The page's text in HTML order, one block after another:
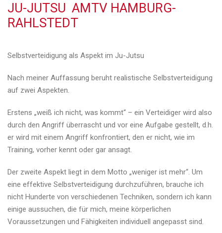
Kontakt
Videos
JU-JUTSU AMTV HAMBURG-
RAHLSTEDT
Selbstverteidigung als Aspekt im Ju-Jutsu
Nach meiner Auffassung beruht realistische Selbstverteidigung
auf zwei Aspekten.
Erstens „weiß ich nicht, was kommt“ – ein Verteidiger wird also
durch den Angriff überrascht und vor eine Aufgabe gestellt, d.h.
er wird mit einem Angriff konfrontiert, den er nicht, wie im
Training, vorher kennt oder gar ansagt.
Der zweite Aspekt liegt in dem Motto „weniger ist mehr“. Um
eine effektive Selbstverteidigung durchzuführen, brauche ich
nicht Hunderte von verschiedenen Techniken, sondern ich kann
einige aussuchen, die für mich, meine körperlichen
Voraussetzungen und Fähigkeiten individuell angepasst sind.